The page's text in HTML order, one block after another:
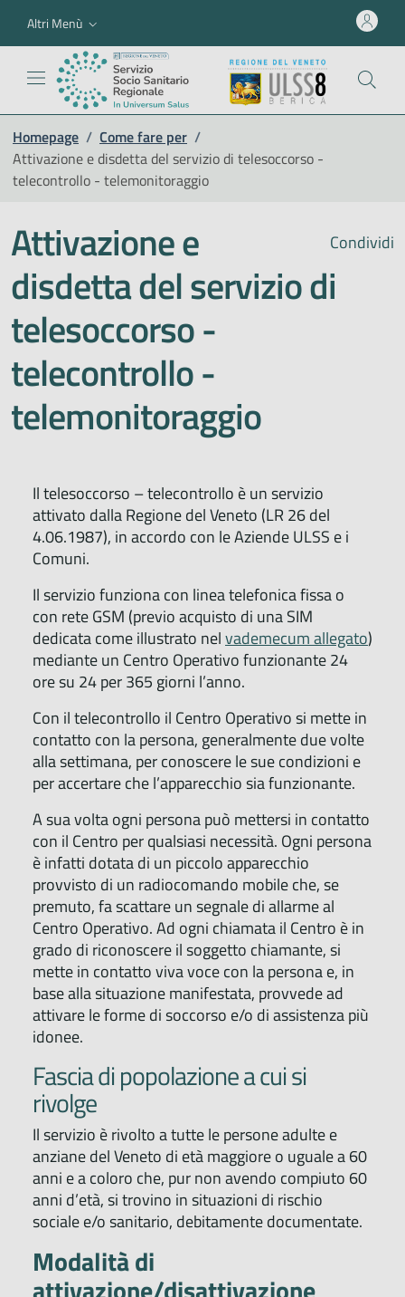
Altri Menù
Homepage / Come fare per /
Attivazione e disdetta del servizio di telesoccorso -
telecontrollo - telemonitoraggio
Condividi
Attivazione e
disdetta del servizio di
telesoccorso -
telecontrollo -
telemonitoraggio
Il telesoccorso – telecontrollo è un servizio
attivato dalla Regione del Veneto (LR 26 del
4.06.1987), in accordo con le Aziende ULSS e i
Comuni.
Il servizio funziona con linea telefonica fissa o
con rete GSM (previo acquisto di una SIM
dedicata come illustrato nelvademecum allegato)
mediante un Centro Operativo funzionante 24
ore su 24 per 365 giorni l’anno.
Con il telecontrollo il Centro Operativo si mette in
contatto con la persona, generalmente due volte
alla settimana, per conoscere le sue condizioni e
per accertare che l’apparecchio sia funzionante.
A sua volta ogni persona può mettersi in contatto
con il Centro per qualsiasi necessità. Ogni persona
è infatti dotata di un piccolo apparecchio
provvisto di un radiocomando mobile che, se
premuto, fa scattare un segnale di allarme al
Centro Operativo. Ad ogni chiamata il Centro è in
grado di riconoscere il soggetto chiamante, si
mette in contatto viva voce con la persona e, in
base alla situazione manifestata, provvede ad
attivare le forme di soccorso e/o di assistenza più
idonee.
Fascia di popolazione a cui si
rivolge
Il servizio è rivolto a tutte le persone adulte e
anziane del Veneto di età maggiore o uguale a 60
anni e a coloro che, pur non avendo compiuto 60
anni d’età, si trovino in situazioni di rischio
sociale e/o sanitario, debitamente documentate.
Modalità di